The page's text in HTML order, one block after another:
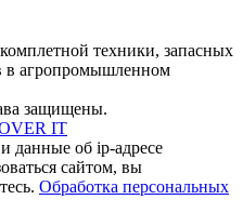
техники, запасных
в агропромышленном
защищены.
IT
данные об ip-адресе
сайтом, вы
Обработка персональных